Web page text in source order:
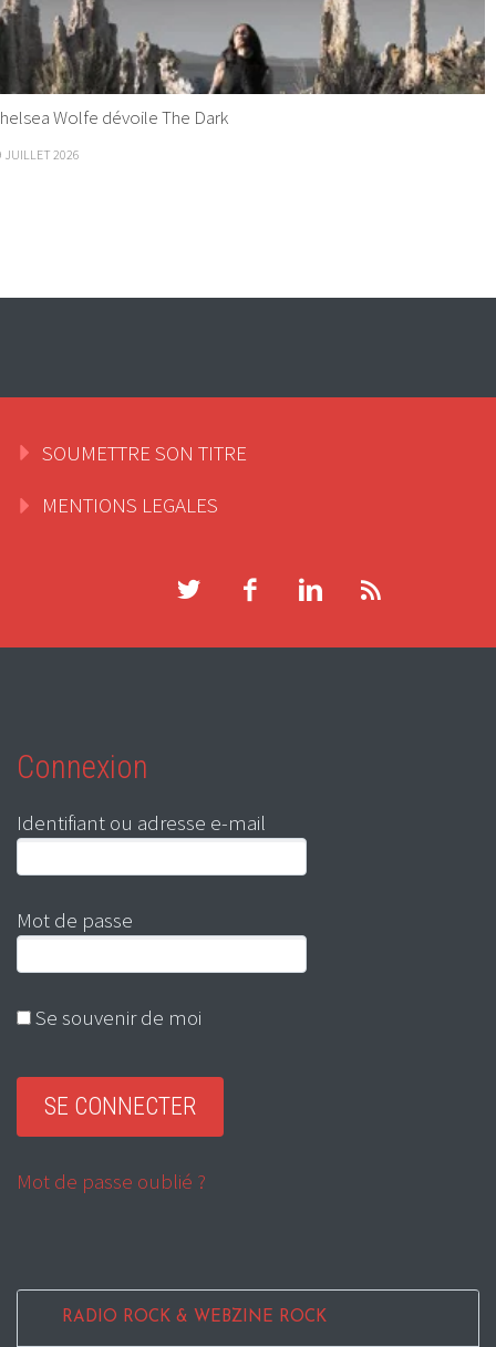
Wolfe dévoile The Dark
JUILLET 2026
SOUMETTRE SON TITRE
MENTIONS LEGALES
Connexion
Identifiant ou adresse e-mail
Mot de passe
Se souvenir de moi
Mot de passe oublié ?
RADIO ROCK & WEBZINE ROCK